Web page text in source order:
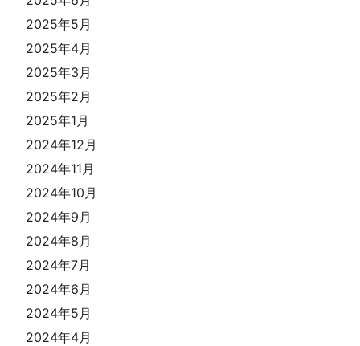
2025年5月
2025年4月
2025年3月
2025年2月
2025年1月
2024年12月
2024年11月
2024年10月
2024年9月
2024年8月
2024年7月
2024年6月
2024年5月
2024年4月